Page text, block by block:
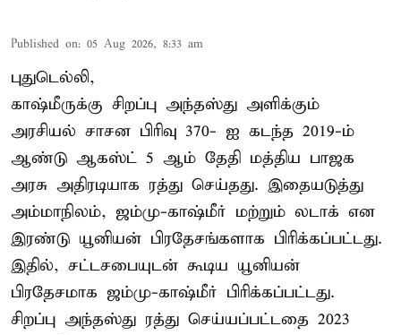
Published on: 05 Aug 2026, 8:33 am
புதுடெல்லி,
காஷ்மீருக்கு சிறப்பு அந்தஸ்து அளிக்கும்
அரசியல் சாசன பிரிவு 370- ஐ கடந்த 2019-ம்
ஆண்டு ஆகஸ்ட் 5 ஆம் தேதி மத்திய பாஜக
அரசு அதிரடியாக ரத்து செய்தது. இதையடுத்து
அம்மாநிலம், ஜம்மு-காஷ்மீர் மற்றும் லடாக் என
இரண்டு யூனியன் பிரதேசங்களாக பிரிக்கப்பட்டது.
இதில், சட்டசபையுடன் கூடிய யூனியன்
பிரதேசமாக ஜம்மு-காஷ்மீர் பிரிக்கப்பட்டது.
சிறப்பு அந்தஸ்து ரத்து செய்யப்பட்டதை 2023